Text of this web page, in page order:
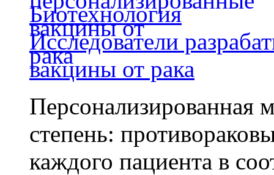
Биотехнология
Исследователи
вакцины от рака
Персонализированная
степень:
каждого пациента в